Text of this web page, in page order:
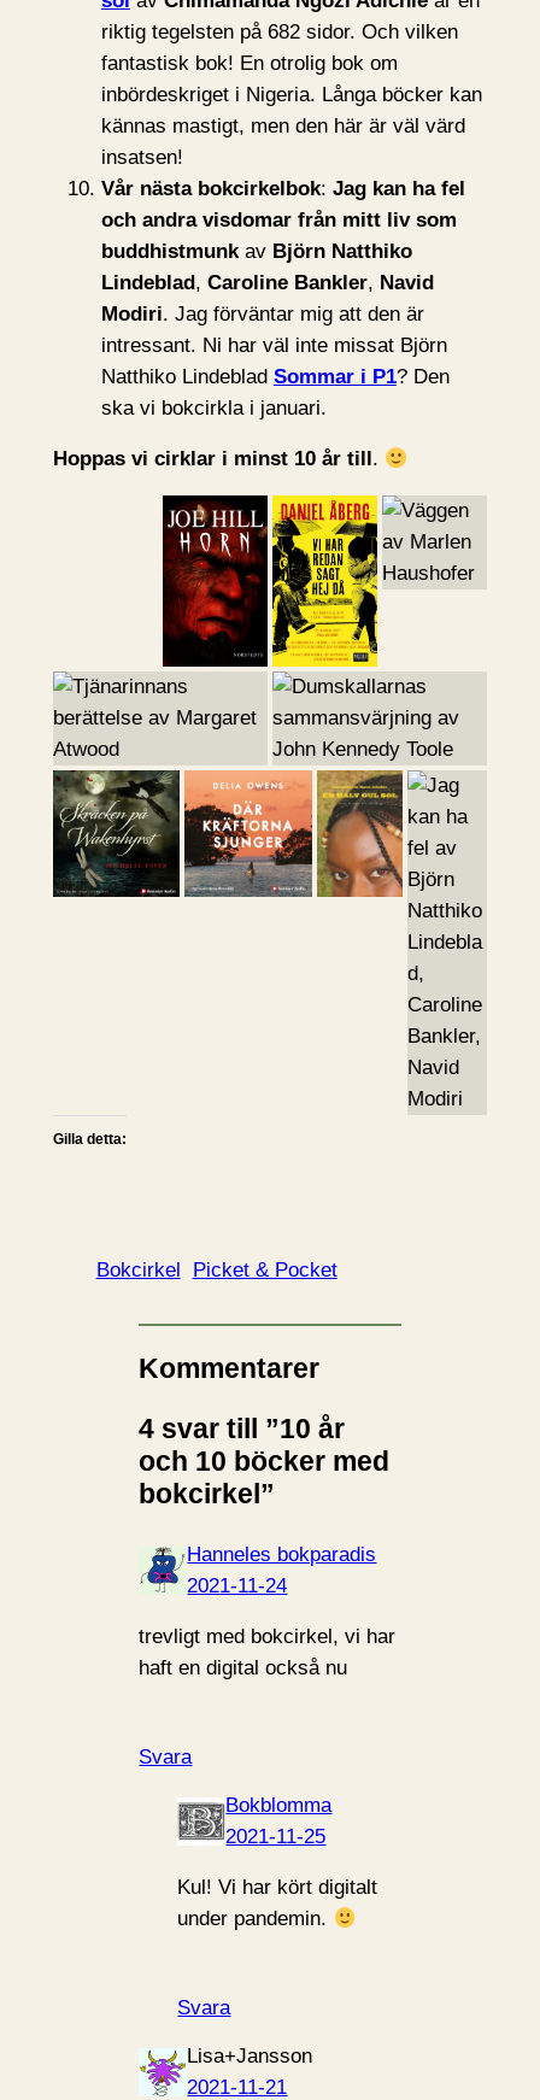
riktig tegelsten på 682 sidor. Och vilken
fantastisk bok! En otrolig bok om
inbördeskriget i Nigeria. Långa böcker kan
kännas mastigt, men den här är väl värd
insatsen!
Vår nästa bokcirkelbok: Jag kan ha fel
och andra visdomar från mitt liv som
buddhistmunkav Björn Natthiko
Lindeblad, Caroline Bankler, Navid
Modiri. Jag förväntar mig att den är
intressant. Ni har väl inte missat Björn
Natthiko Lindeblad Sommar i P1? Den
ska vi bokcirkla i januari.
Hoppas vi cirklar i minst 10 år till .
Gilla detta:
Bokcirkel Picket & Pocket
Kommentarer
4 svar till ”10 år
och 10 böcker med
bokcirkel”
Hanneles bokparadis
2021-11-24
trevligt med bokcirkel, vi har
haft en digital också nu
Svara
Bokblomma
2021-11-25
Kul! Vi har kört digitalt
under pandemin.
Svara
Lisa+Jansson
2021-11-21